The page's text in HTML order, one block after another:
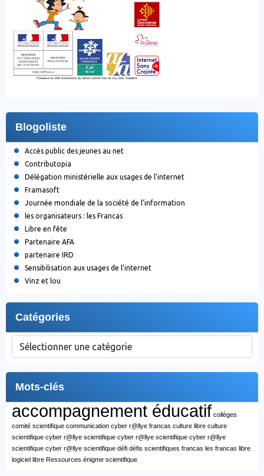
Blogoliste
Accès public des jeunes au net
Contributopia
Délégation ministérielle aux usages de l’internet
Framasoft
Journée mondiale de la société de l’information
les organisateurs : les Francas
Libre en fête
Partenaire AFA
partenaire IRD
Sensibilisation aux usages de l’internet
Vinz et lou
Catégories
Mots-clés
accompagnement éducatif collèges
comité scientifique communication cyber r@llye francas culture libre culture
scientifique cyber r@llye scientifique cyber r@llye scientifique cyber r@llye
scientifique cyber r@llye scientifique défi défis scientifiques francas les francas libre
logiciel libre Ressources énigme scientifique